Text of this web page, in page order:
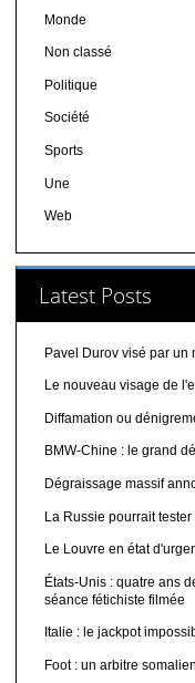
Monde
Non classé
Politique
Société
Sports
Une
Web
Latest Posts
Pavel Durov visé par un
Le nouveau visage de
Diffamation ou
BMW-Chine : le grand
Dégraissage massif
La Russie pourrait
Le Louvre en état
États-Unis : quatre ans
séance fétichiste filmée
Italie : le jackpot
Foot : un arbitre